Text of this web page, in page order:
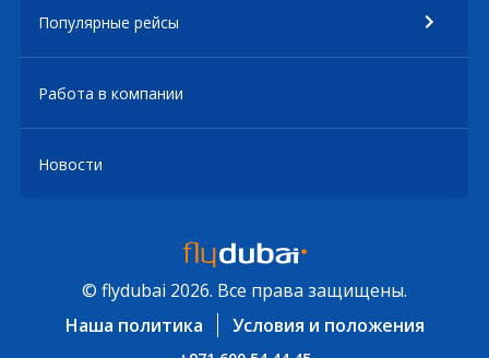
Популярные рейсы
Работа в компании
Новости
© flydubai 2026. Все права защищены.
Наша политика
Условия и положения